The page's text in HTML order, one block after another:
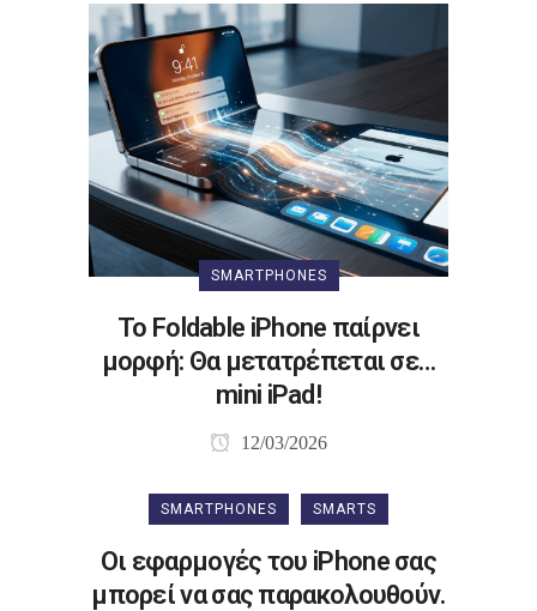
SMARTPHONES
Το Foldable iPhone παίρνει
μορφή: Θα μετατρέπεται σε…
mini iPad!
12/03/2026
SMARTPHONES SMARTS
Οι εφαρμογές του iPhone σας
μπορεί να σας παρακολουθούν.